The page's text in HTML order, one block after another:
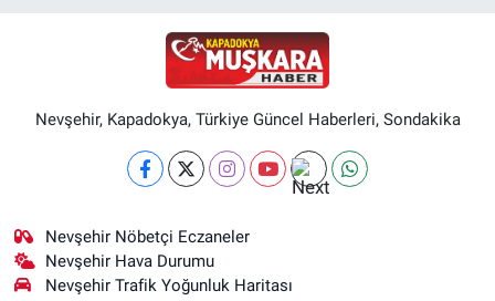
Nevşehir, Kapadokya, Türkiye Güncel Haberleri, Sondakika
Nevşehir Nöbetçi Eczaneler
Nevşehir Hava Durumu
Nevşehir Trafik Yoğunluk Haritası